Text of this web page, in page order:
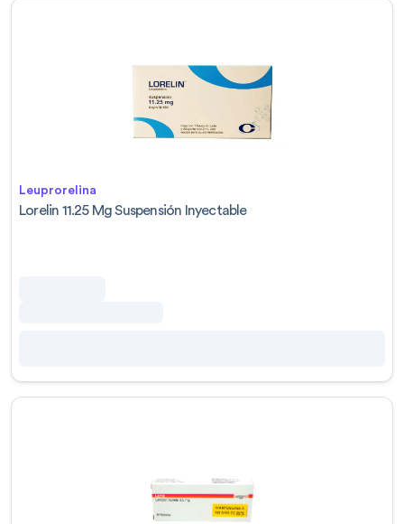
Leuprorelina
Lorelin 11.25 Mg Suspensión Inyectable